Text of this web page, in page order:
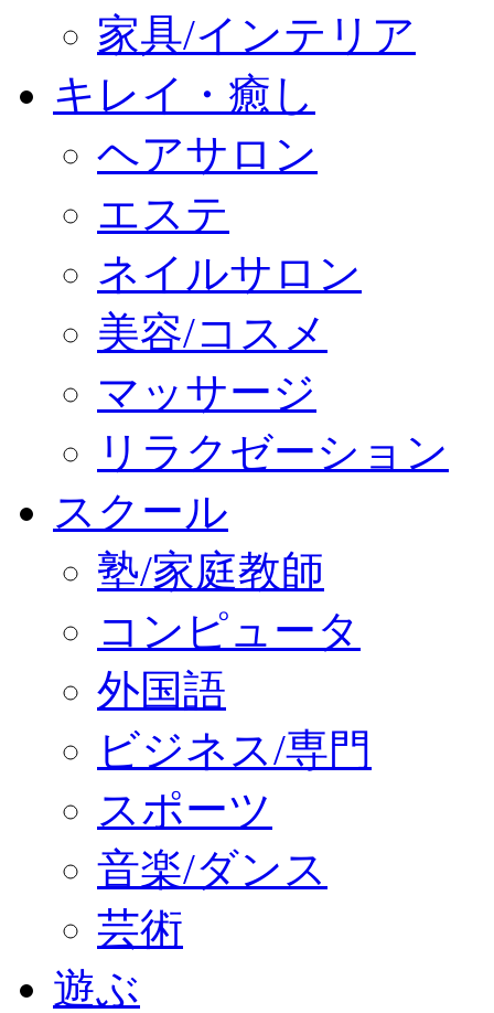
家具/インテリア
キレイ・癒し
ヘアサロン
エステ
ネイルサロン
美容/コスメ
マッサージ
リラクゼーション
スクール
塾/家庭教師
コンピュータ
外国語
ビジネス/専門
スポーツ
音楽/ダンス
芸術
遊ぶ